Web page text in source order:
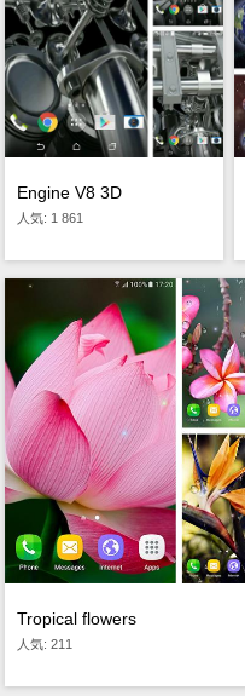
Engine V8 3D
人気: 1 861
Tropical flowers
人気: 211